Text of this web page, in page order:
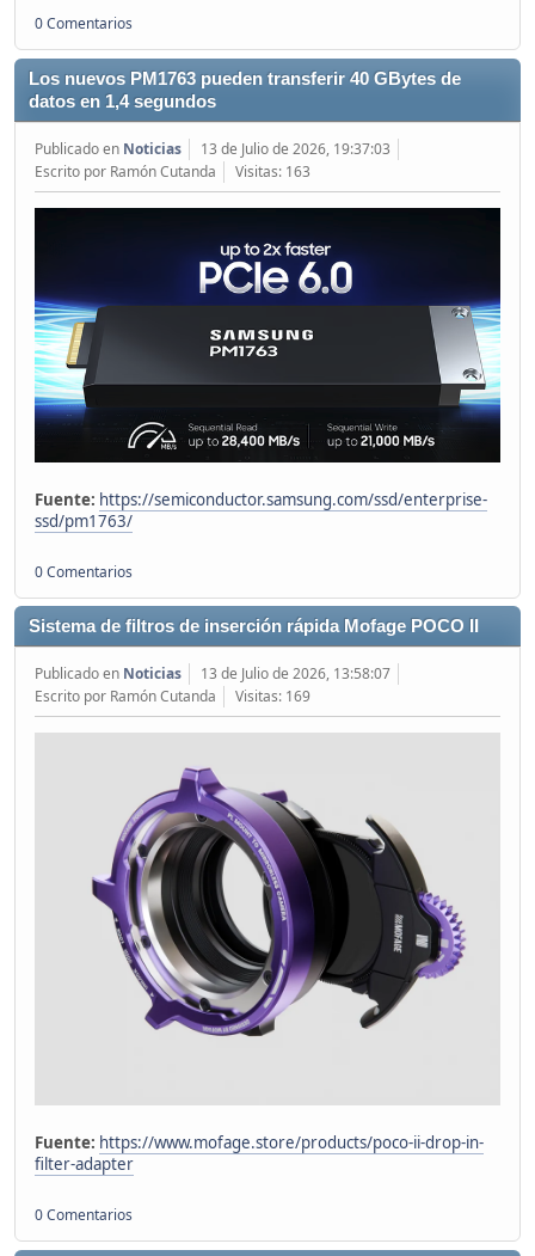
0 Comentarios
Los nuevos PM1763 pueden transferir 40 GBytes de
datos en 1,4 segundos
Publicado en Noticias
13 de Julio de 2026, 19:37:03
Escrito por Ramón Cutanda
Visitas: 163
Fuente: https://semiconductor.samsung.com/ssd/enterprise-
ssd/pm1763/
0 Comentarios
Sistema de filtros de inserción rápida Mofage POCO II
Publicado en Noticias
13 de Julio de 2026, 13:58:07
Escrito por Ramón Cutanda
Visitas: 169
Fuente: https://www.mofage.store/products/poco-ii-drop-in-
filter-adapter
0 Comentarios